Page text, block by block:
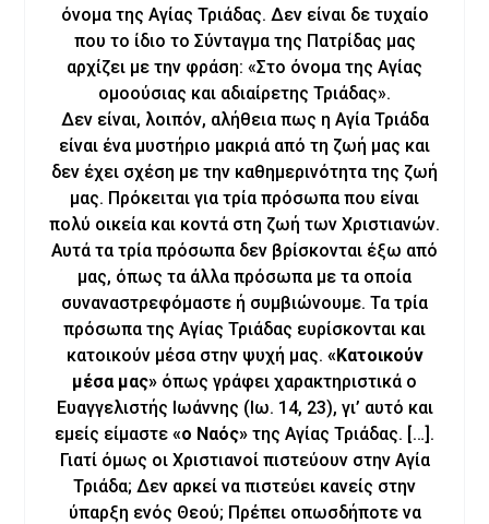
όνομα της Αγίας Τριάδας. Δεν είναι δε τυχαίο
που το ίδιο το Σύνταγμα της Πατρίδας μας
αρχίζει με την φράση: «Στο όνομα της Αγίας
ομοούσιας και αδιαίρετης Τριάδας».
Δεν είναι, λοιπόν, αλήθεια πως η Αγία Τριάδα
είναι ένα μυστήριο μακριά από τη ζωή μας και
δεν έχει σχέση με την καθημερινότητα της ζωή
μας. Πρόκειται για τρία πρόσωπα που είναι
πολύ οικεία και κοντά στη ζωή των Χριστιανών.
Αυτά τα τρία πρόσωπα δεν βρίσκονται έξω από
μας, όπως τα άλλα πρόσωπα με τα οποία
συναναστρεφόμαστε ή συμβιώνουμε. Τα τρία
πρόσωπα της Αγίας Τριάδας ευρίσκονται και
κατοικούν μέσα στην ψυχή μας. «Κατοικούν
μέσα μας» όπως γράφει χαρακτηριστικά ο
Ευαγγελιστής Ιωάννης (Ιω. 14, 23), γι’ αυτό και
εμείς είμαστε «ο Ναός» της Αγίας Τριάδας. […].
Γιατί όμως οι Χριστιανοί πιστεύουν στην Αγία
Τριάδα; Δεν αρκεί να πιστεύει κανείς στην
ύπαρξη ενός Θεού; Πρέπει οπωσδήποτε να